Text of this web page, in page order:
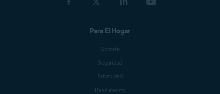
Para El Hogar
Soporte
Seguridad
Privacidad
Rendimiento